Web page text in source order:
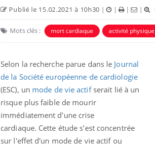
Publié le 15.02.2021 à 10h30 | | | |
Mots clés : mort cardiaque activité physique
Selon la recherche parue dans le Journal
de la Société européenne de cardiologie
(ESC), un mode de vie actifserait lié à un
risque plus faible de mourir
immédiatement d'une crise
cardiaque. Cette étude s'est concentrée
sur l'effet d'un mode de vie actif ou
Mon enfant est-il trop
sensible ou simplement
très empathique ?
Bébés, jeunes enfants :
quelle trousse à
pharmacie pour les
vacances ?